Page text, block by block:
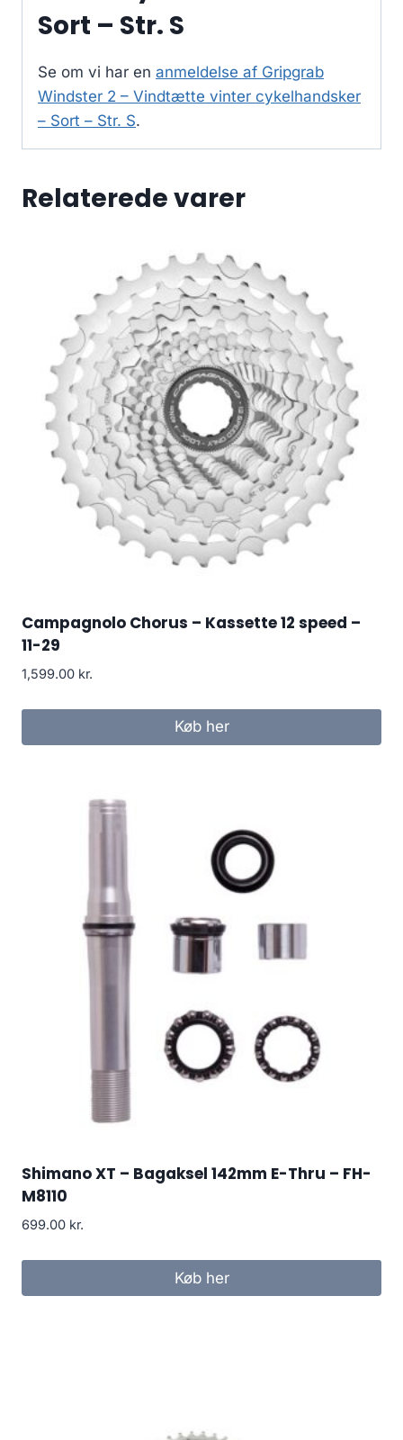
Sort – Str. S
Se om vi har en anmeldelse af Gripgrab
Windster 2 – Vindtætte vinter cykelhandsker
– Sort – Str. S.
Relaterede varer
Campagnolo Chorus – Kassette 12 speed –
11-29
1,599.00 kr.
Køb her
Shimano XT – Bagaksel 142mm E-Thru – FH-
M8110
699.00 kr.
Køb her